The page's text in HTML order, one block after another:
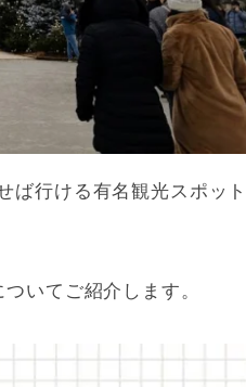
ば行ける有名観光スポット
いてご紹介します。